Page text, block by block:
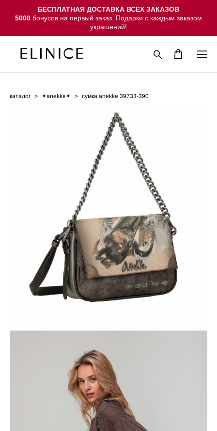
БЕСПЛАТНАЯ ДОСТАВКА ВСЕХ ЗАКАЗОВ
5000 бонусов на первый заказ. Подарки с каждым заказом
украшений!
каталог > ✦anekke✦ > сумка anekke 39733-390